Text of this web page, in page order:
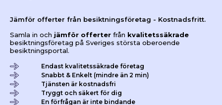
Jämför offerter från besiktningsföretag - Kostnadsfritt.
Samla in och jämför offerter från kvalitetssäkrade
besiktningsföretag på Sveriges största oberoende
besiktningsportal.
Endast kvalitetssäkrade företag
Snabbt & Enkelt (mindre än 2 min)
Tjänsten är kostnadsfri
Tryggt och säkert för dig
En förfrågan är inte bindande